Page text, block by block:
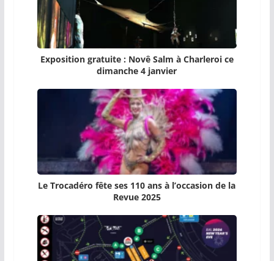
Exposition gratuite : Novê Salm à Charleroi ce
dimanche 4 janvier
Le Trocadéro fête ses 110 ans à l’occasion de la
Revue 2025